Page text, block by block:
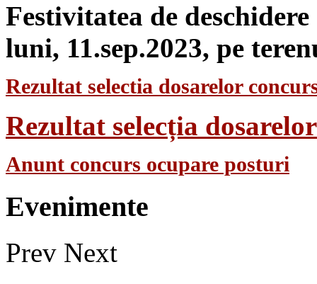
Festivitatea de
luni, 11.sep.2023, pe
Rezultat selectia dosarelor
Rezultat selecția
Anunt concurs ocupare posturi
Evenimente
Prev Next